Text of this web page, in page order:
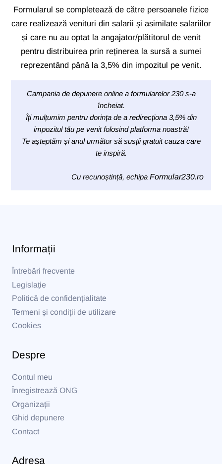
Formularul se completează de către persoanele fizice
care realizează venituri din salarii și asimilate salariilor
și care nu au optat la angajator/plătitorul de venit
pentru distribuirea prin reținerea la sursă a sumei
reprezentând până la 3,5% din impozitul pe venit.
Campania de depunere online a formularelor 230 s-a
încheiat.
Îți mulțumim pentru dorința de a redirecționa 3,5% din
impozitul tău pe venit folosind platforma noastră!
Te așteptăm și anul următor să susții gratuit cauza care
te inspiră.
Cu recunoștință, echipa Formular230.ro
Informații
Întrebări frecvente
Legislație
Politică de confidențialitate
Termeni și condiții de utilizare
Cookies
Despre
Contul meu
Înregistrează ONG
Organizații
Ghid depunere
Contact
Adresa